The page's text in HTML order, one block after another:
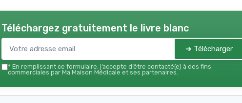
Téléchargez gratuitement le livre blanc
➔ Télécharger
* En remplissant ce formulaire, j’accepte d’être contacté(e) à des fins
commerciales par Ma Maison Médicale et ses partenaires.